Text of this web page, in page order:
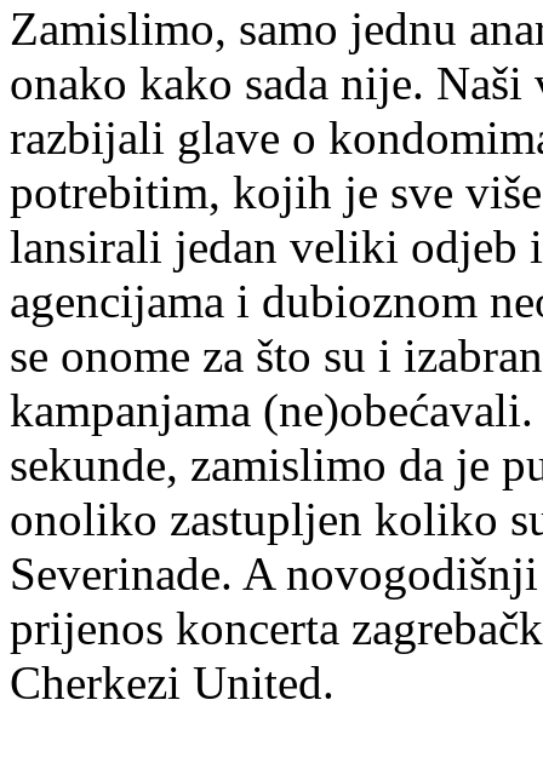
Zamislimo, samo jednu
onako kako sada nije.
razbijali glave o
potrebitim, kojih je sve
lansirali jedan veliki
agencijama i dubioznom
se onome za što su i
kampanjama
sekunde, zamislimo da je
onoliko zastupljen koliko
Severinade. A
prijenos koncerta
Cherkezi United.